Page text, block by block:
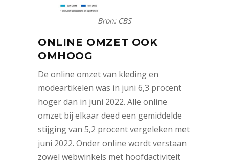
Bron: CBS
ONLINE OMZET OOK
OMHOOG
De online omzet van kleding en
modeartikelen was in juni 6,3 procent
hoger dan in juni 2022. Alle online
omzet bij elkaar deed een gemiddelde
stijging van 5,2 procent vergeleken met
juni 2022. Onder online wordt verstaan
zowel webwinkels met hoofdactiviteit